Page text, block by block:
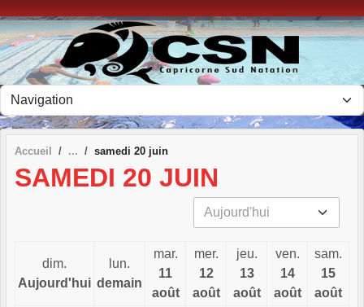
Accueil samedi 20 juin
SAMEDI 20 JUIN
dim.
Aujourd'hui
lun.
demain
mar.
11
août
mer.
12
août
jeu.
13
août
ven.
14
août
sam.
15
août